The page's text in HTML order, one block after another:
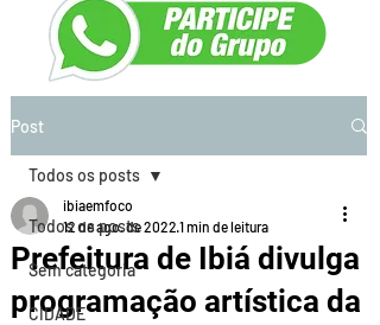
Post
Todos os posts
Sem categoria
CIDADE
Todos os posts
Prefeitura de Ibiá divulga
programação artística da
ibiaemfoco
12 de ago. de 2022 1 min de leitura